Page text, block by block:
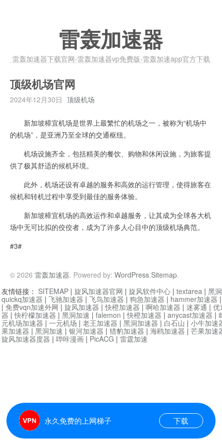
雷轰加速器
雷轰加速器下载官网-雷轰加速器vp免费版-雷轰加速app官方下载
顶级机场官网
2024年12月30日 顶级机场
新加坡樟宜机场是世界上最繁忙的机场之一，被称为“机场中
的机场”，是亚洲乃至全球的交通枢纽。
机场设施齐全，包括精美的餐饮、购物和休闲设施，为旅客提
供了极其舒适的候机环境。
此外，机场还设有卓越的服务和高效的运行管理，使得旅客在
候机和转机过程中享受到最佳的服务体验。
新加坡樟宜机场的高效运作和卓越服务，让其成为全球各大机
场中无可比拟的佼佼者，成为了许多人心目中的顶级机场典范。
#3#
© 2026 雷轰加速器. Powered by: WordPress.Sitemap.
永久免费的上网梯子 下载
友情链接： SITEMAP | 旋风加速器官网 | 旋风软件中心 | textarea | 黑
quickq加速器 | 飞驰加速器 | 飞鸟加速器 | 狗急加速器 | hammer加速器
| 免费vqn加速外网 | 旋风加速器 |快橙加速器 | 啊哈加速器 | 迷雾通 | 优
器 |快柠檬加速器 | 黑洞加速 | falemon |快橙加速器 | anycast加速器 |
元机场加速器 | 一元机场 | 老王加速器 | 黑洞加速器 | 白石山 | 小牛加速
果加速器 | 黑洞加速 | 银河加速器 | 猎豹加速器 | 海鸥加速器 | 芒果加速
旋风加速器度器 | 哔咔漫画 | PicACG | 雷霆加速